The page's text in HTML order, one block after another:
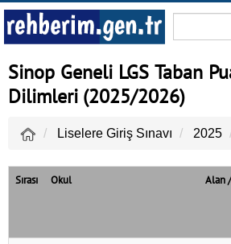
Sinop Geneli LGS Taban
Dilimleri (2025/2026)
Liselere Giriş Sınavı 2025
Sırası Okul Alan